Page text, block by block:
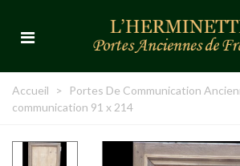
Accueil > Portes De Communication
communication 91 x 214